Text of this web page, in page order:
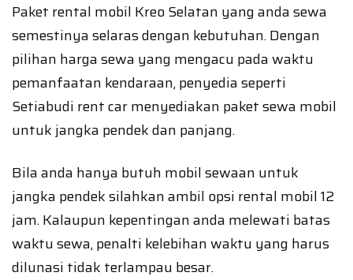
Paket rental mobil Kreo Selatan yang anda sewa
semestinya selaras dengan kebutuhan. Dengan
pilihan harga sewa yang mengacu pada waktu
pemanfaatan kendaraan, penyedia seperti
Setiabudi rent car menyediakan paket sewa mobil
untuk jangka pendek dan panjang.
Bila anda hanya butuh mobil sewaan untuk
jangka pendek silahkan ambil opsi rental mobil 12
jam. Kalaupun kepentingan anda melewati batas
waktu sewa, penalti kelebihan waktu yang harus
dilunasi tidak terlampau besar.